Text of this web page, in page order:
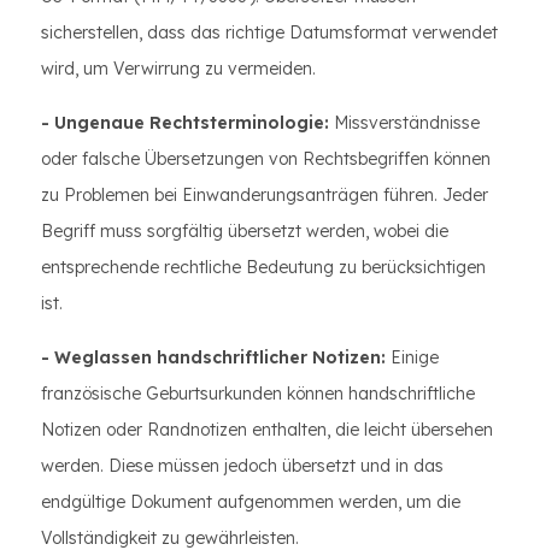
sicherstellen, dass das richtige Datumsformat verwendet
wird, um Verwirrung zu vermeiden.
- Ungenaue Rechtsterminologie: Missverständnisse
oder falsche Übersetzungen von Rechtsbegriffen können
zu Problemen bei Einwanderungsanträgen führen. Jeder
Begriff muss sorgfältig übersetzt werden, wobei die
entsprechende rechtliche Bedeutung zu berücksichtigen
ist.
- Weglassen handschriftlicher Notizen: Einige
französische Geburtsurkunden können handschriftliche
Notizen oder Randnotizen enthalten, die leicht übersehen
werden. Diese müssen jedoch übersetzt und in das
endgültige Dokument aufgenommen werden, um die
Vollständigkeit zu gewährleisten.